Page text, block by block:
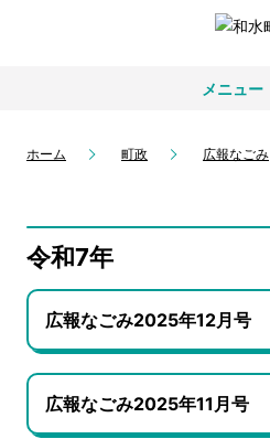
メニュー
ホーム 町政 広報なごみ
令和7年
広報なごみ2025年12月号
広報なごみ2025年11月号